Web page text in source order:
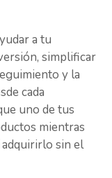
a tu
simplificar
y la
cada
uno de tus
mientras
sin el